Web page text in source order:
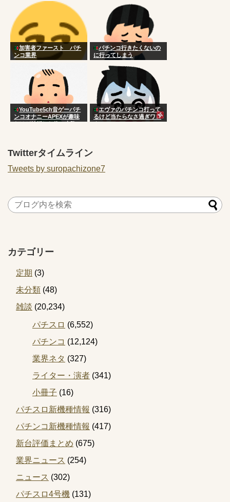
加害者ファースト パチ
ンコ業界
パチンコ行きたくないの
に行ってしまう
YouTube5ch音ゲーパチ
ンコオナニーAPEXが趣味
エヴァのパチンコ打って
るけど当たらなさ過ぎワロ
Twitterタイムライン
Tweets by suropachizone7
カテゴリー
定期 (3)
未分類 (48)
雑談 (20,234)
パチスロ (6,552)
パチンコ (12,124)
業界ネタ (327)
ライター・演者 (341)
小冊子 (16)
パチスロ新機種情報 (316)
パチンコ新機種情報 (417)
新台評価まとめ (675)
業界ニュース (254)
ニュース (302)
パチスロ4号機 (131)